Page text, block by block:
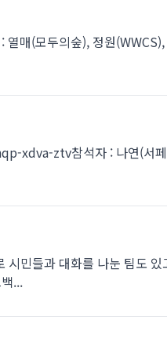
(모두의숲), 정원(WWCS),
xdva-ztv참석자 : 나연(서페
민들과 대화를 나눈 팀도
...